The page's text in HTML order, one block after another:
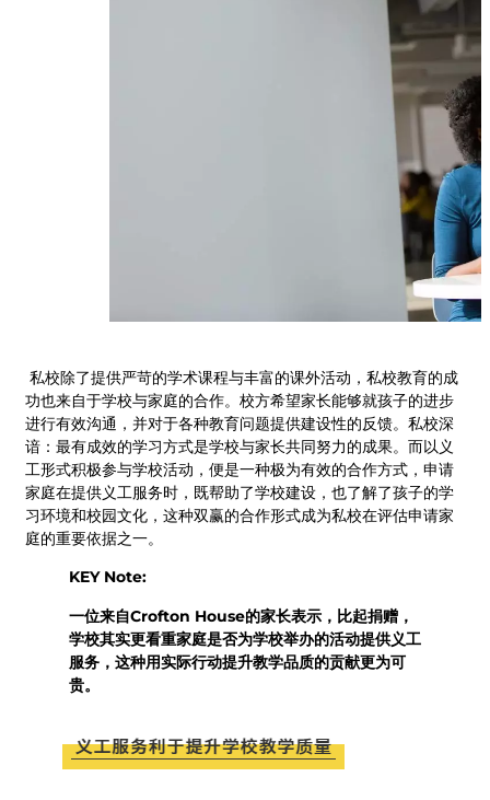
私校除了提供严苛的学术课程与丰富的课外活动，私校教育的成
功也来自于学校与家庭的合作。校方希望家长能够就孩子的进步
进行有效沟通，并对于各种教育问题提供建设性的反馈。私校深
谙：最有成效的学习方式是学校与家长共同努力的成果。而以义
工形式积极参与学校活动，便是一种极为有效的合作方式，申请
家庭在提供义工服务时，既帮助了学校建设，也了解了孩子的学
习环境和校园文化，这种双赢的合作形式成为私校在评估申请家
庭的重要依据之一。
KEY Note:
一位来自Crofton House的家长表示，比起捐赠，
学校其实更看重家庭是否为学校举办的活动提供义工
服务，这种用实际行动提升教学品质的贡献更为可
贵。